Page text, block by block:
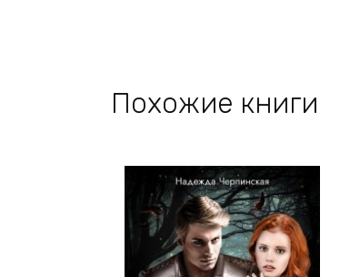
Похожие книги